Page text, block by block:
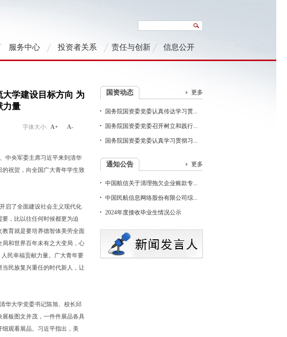
服务中心 投资者关系 责任与创新 信息公开
学建设目标方向 为
力量
字体大小: A+ A-
中央军委主席习近平来到清华
祝贺，向全国广大青年学生致
启了全面建设社会主义现代化
，比以往任何时候都更为迫
育就是要培养德智体美劳全面
和世界百年未有之大变局，心
民幸福贡献力量。广大青年要
民族复兴重任的时代新人，让
华大学党委书记陈旭、校长邱
板图文并茂，一件件展品各具
观看展品。习近平指出，美
国资动态 更多
国务院国资委党委认真传达学习贯...
国务院国资委党委召开树立和践行...
国务院国资委党委认真学习贯彻习...
通知公告 更多
中国航信关于清理拖欠企业账款专...
中国民航信息网络股份有限公司综...
2024年度接收毕业生情况公示